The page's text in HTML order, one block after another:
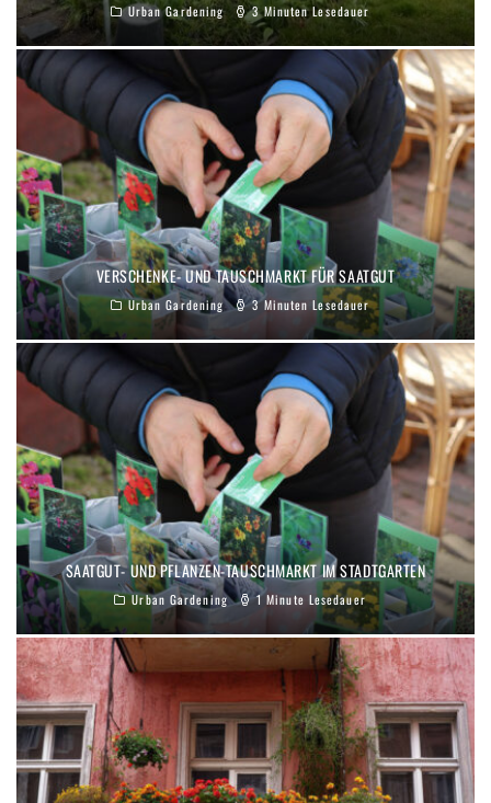
Urban Gardening 3 Minuten Lesedauer
VERSCHENKE- UND TAUSCHMARKT FÜR SAATGUT
Urban Gardening 3 Minuten Lesedauer
SAATGUT- UND PFLANZEN-TAUSCHMARKT IM STADTGARTEN
Urban Gardening 1 Minute Lesedauer